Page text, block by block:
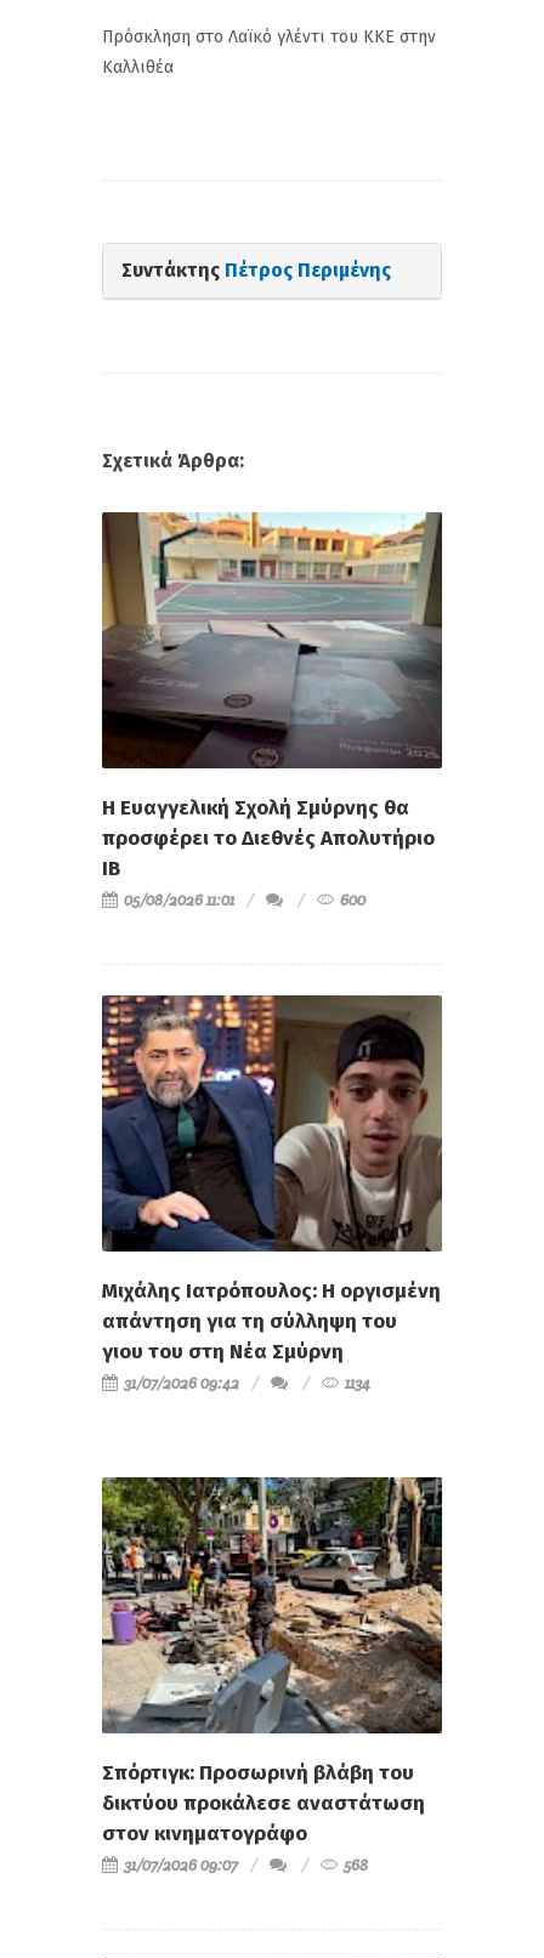
Πρόσκληση στο Λαϊκό γλέντι του ΚΚΕ στην
Καλλιθέα
Συντάκτης Πέτρος Περιμένης
Σχετικά Άρθρα:
Η Ευαγγελική Σχολή Σμύρνης θα
προσφέρει το Διεθνές Απολυτήριο
IB
05/08/2026 11:01 600
Μιχάλης Ιατρόπουλος: Η οργισμένη
απάντηση για τη σύλληψη του
γιου του στη Νέα Σμύρνη
31/07/2026 09:42 1134
Σπόρτιγκ: Προσωρινή βλάβη του
δικτύου προκάλεσε αναστάτωση
στον κινηματογράφο
31/07/2026 09:07 568